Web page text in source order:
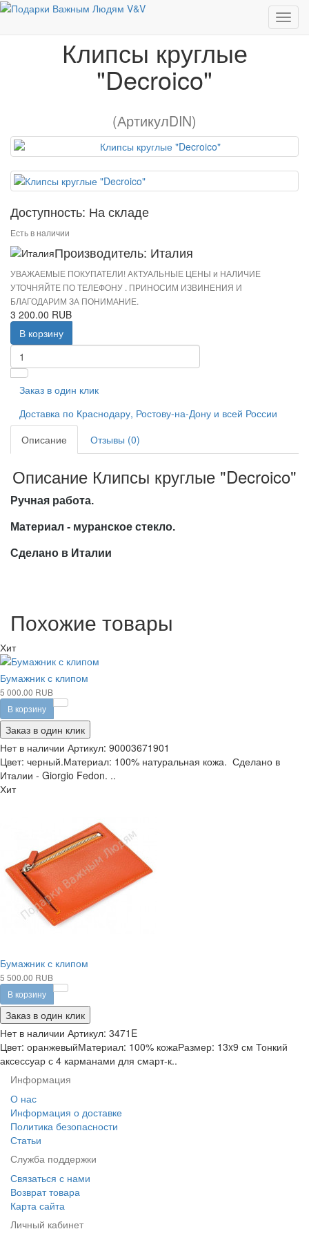
Клипсы круглые "Decroico"
Клипсы круглые
"Decroico"
(АртикулDIN)
Доступность: На складе
Есть в наличии
Производитель: Италия
УВАЖАЕМЫЕ ПОКУПАТЕЛИ! АКТУАЛЬНЫЕ ЦЕНЫ и НАЛИЧИЕ
УТОЧНЯЙТЕ ПО ТЕЛЕФОНУ . ПРИНОСИМ ИЗВИНЕНИЯ И
БЛАГОДАРИМ ЗА ПОНИМАНИЕ.
3 200.00 RUB
В корзину
Заказ в один клик
Доставка по Краснодару, Ростову-на-Дону и всей России
Описание
Отзывы (0)
Описание Клипсы круглые "Decroico"
Ручная работа.
Материал - муранское стекло.
Сделано в Италии
Похожие товары
Хит
Бумажник с клипом
5 000.00 RUB
В корзину
Заказ в один клик
Нет в наличии Артикул: 90003671901
Цвет: черный.Материал: 100% натуральная кожа. Сделано в
Италии - Giorgio Fedon. ..
Хит
Бумажник с клипом
5 500.00 RUB
В корзину
Заказ в один клик
Нет в наличии Артикул: 3471E
Цвет: оранжевыйМатериал: 100% кожаРазмер: 13x9 см Тонкий
аксессуар с 4 карманами для смарт-к..
Информация
О нас
Информация о доставке
Политика безопасности
Статьи
Служба поддержки
Связаться с нами
Возврат товара
Карта сайта
Личный кабинет